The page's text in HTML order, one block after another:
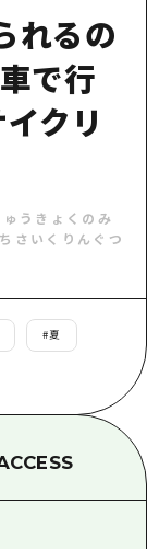
ビス
者向け情報一
ま
れるの
で行
クリ
ゅうきょくのみ
さいくりんぐつ
#夏